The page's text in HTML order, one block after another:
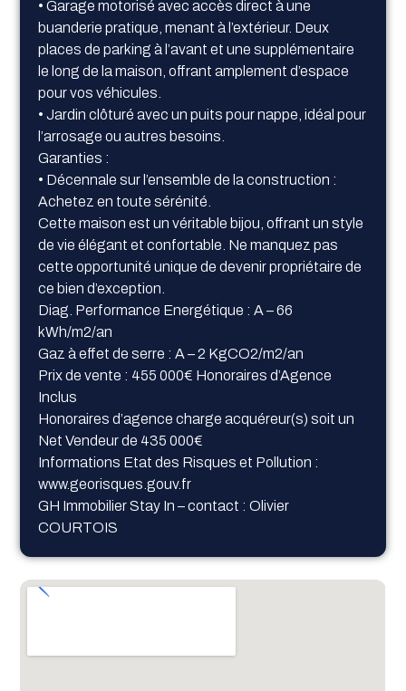
• Garage motorisé avec accès direct à une
buanderie pratique, menant à l’extérieur. Deux
places de parking à l’avant et une supplémentaire
le long de la maison, offrant amplement d’espace
pour vos véhicules.
• Jardin clôturé avec un puits pour nappe, idéal pour
l’arrosage ou autres besoins.
Garanties :
• Décennale sur l’ensemble de la construction :
Achetez en toute sérénité.
Cette maison est un véritable bijou, offrant un style
de vie élégant et confortable. Ne manquez pas
cette opportunité unique de devenir propriétaire de
ce bien d’exception.
Diag. Performance Energétique : A – 66
kWh/m2/an
Gaz à effet de serre : A – 2 KgCO2/m2/an
Prix de vente : 455 000€ Honoraires d’Agence
Inclus
Honoraires d’agence charge acquéreur(s) soit un
Net Vendeur de 435 000€
Informations Etat des Risques et Pollution :
www.georisques.gouv.fr
GH Immobilier Stay In – contact : Olivier
COURTOIS